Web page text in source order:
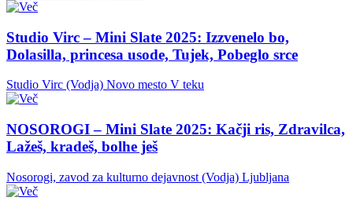
Studio Virc – Mini Slate 2025: Izzvenelo bo,
Dolasilla, princesa usode, Tujek, Pobeglo srce
Studio Virc (Vodja) Novo mesto V teku
NOSOROGI – Mini Slate 2025: Kačji ris, Zdravilca,
Lažeš, kradeš, bolhe ješ
Nosorogi, zavod za kulturno dejavnost (Vodja) Ljubljana